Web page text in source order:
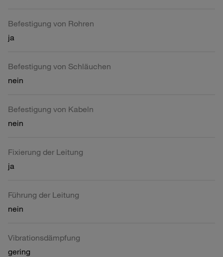
Befestigung von Rohren
ja
Befestigung von Schläuchen
nein
Befestigung von Kabeln
nein
Fixierung der Leitung
ja
Führung der Leitung
nein
Vibrationsdämpfung
gering